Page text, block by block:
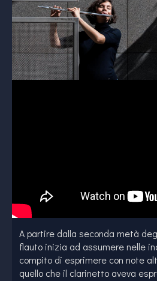
A partire dalla seconda metà
flauto inizia ad assumere nelle
compito di esprimere con note
quello che il clarinetto aveva